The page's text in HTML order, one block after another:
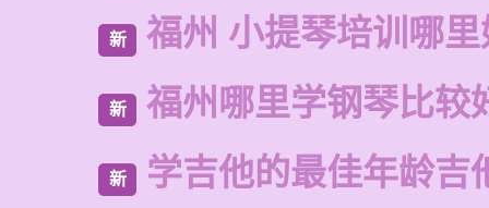
新 福州 小提琴培训哪里
新 福州哪里学钢琴比较
新 学吉他的最佳年龄吉